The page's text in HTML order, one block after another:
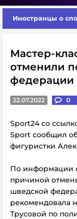
Иностранцы о
Мастер-
отменили
федерации
22.07.2022 0
Sport24 со
Sport сообщил
фигуристки
По информации
причиной
шведской
рекомендовала
Трусовой по